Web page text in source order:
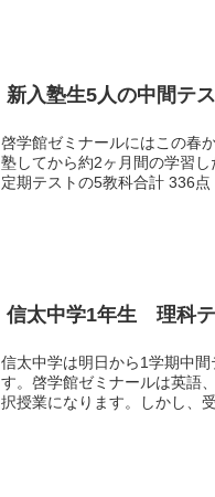
新入塾生5人の中間テ
啓学館ゼミナールにはこの春
塾してから約2ヶ月間の学習
定期テストの5教科合計 336点
信太中学1年生 理科
信太中学は明日から1学期中
す。啓学館ゼミナールは英語
択授業になります。しかし、